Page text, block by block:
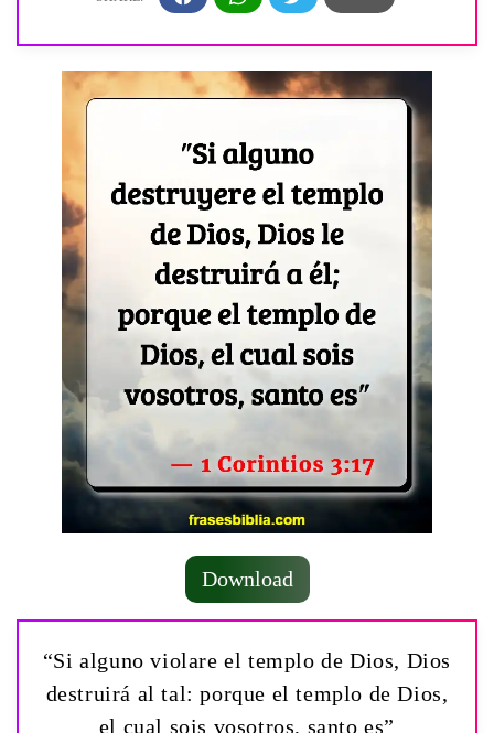
Download
“Si alguno violare el templo de Dios, Dios
destruirá al tal: porque el templo de Dios,
el cual sois vosotros, santo es”